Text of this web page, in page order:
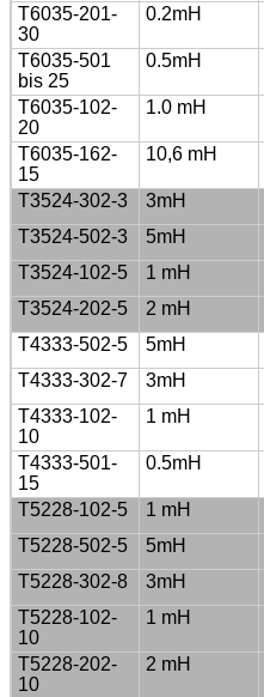
T6035-201-
30
0.2mH
T6035-501
bis 25
0.5mH
T6035-102-
20
1.0 mH
T6035-162-
15
10,6 mH
T3524-302-3 3mH
T3524-502-3
5mH
T3524-102-5
1 mH
T3524-202-5
2 mH
T4333-502-5
5mH
T4333-302-7
3mH
T4333-102-
10
1 mH
T4333-501-
15
0.5mH
T5228-102-5 1 mH
T5228-502-5
5mH
T5228-302-8
3mH
T5228-102-
10
1 mH
T5228-202-
10
2 mH